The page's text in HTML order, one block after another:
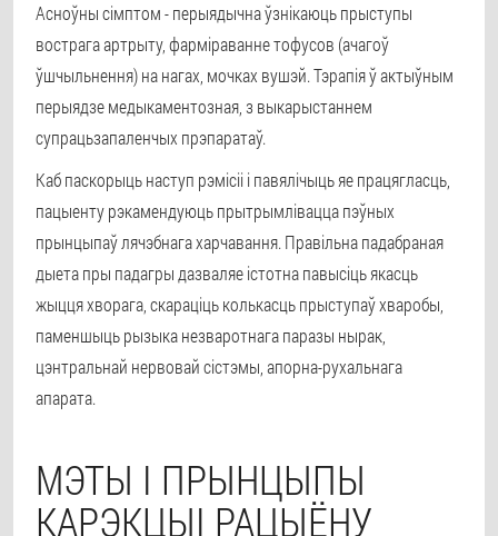
Асноўны сімптом - перыядычна ўзнікаюць прыступы
вострага артрыту, фарміраванне тофусов (ачагоў
ўшчыльнення) на нагах, мочках вушэй. Тэрапія ў актыўным
перыядзе медыкаментозная, з выкарыстаннем
супрацьзапаленчых прэпаратаў.
Каб паскорыць наступ рэмісіі і павялічыць яе працягласць,
пацыенту рэкамендуюць прытрымлівацца пэўных
прынцыпаў лячэбнага харчавання. Правільна падабраная
дыета пры падагры дазваляе істотна павысіць якасць
жыцця хворага, скараціць колькасць прыступаў хваробы,
паменшыць рызыка незваротнага паразы нырак,
цэнтральнай нервовай сістэмы, апорна-рухальнага
апарата.
МЭТЫ І ПРЫНЦЫПЫ
КАРЭКЦЫІ РАЦЫЁНУ